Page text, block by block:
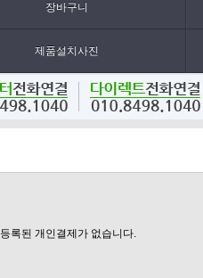
장바구니
제품설치사진
등록된 개인결제가 없습니다.